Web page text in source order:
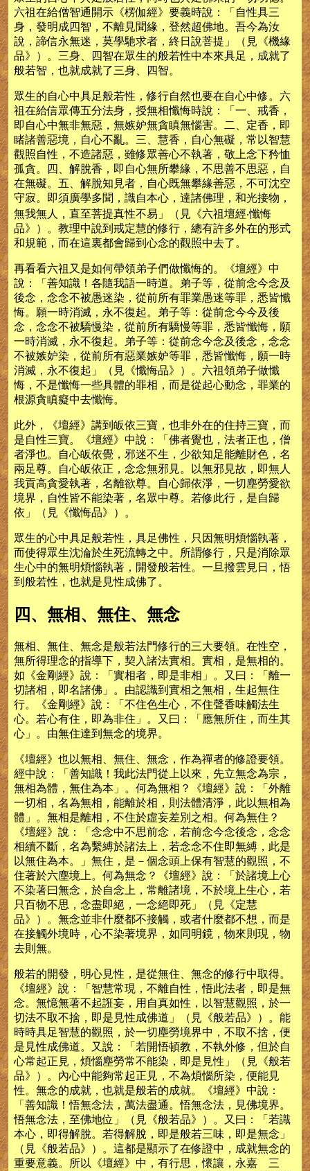
六祖在給僧智通開示《楞伽經》要義時說：「自性具三
身，發明成四智，不離見聞緣，登然超佛地。吾今為汝
說，諦信永無迷，莫學馳求者，終日說菩提」（見《機緣
品》）。三身、四智在眾生的般若性中本來具足，成就了
般若智，也就成就了三身、四智。
眾生的自心中具足般若性，修行自然也要在自心中修。六
祖在給信眾傳五分法身，授無相懺悔時說：「一、戒香，
即自心中無非無惡，無嫉妒無貪瞋無惱害。二、定香，即
睹諸善惡境，自心不亂。三、慧香，自心無礙，常以智慧
觀照自性，不造諸惡，雖修眾善心不執著，敬上念下矜恤
孤貪。四、解脫香，即自心無所攀緣，不思善不思惡，自
在無礙。五、解脫知見者，自心既無攀緣善惡，不可沈空
守寂。即須廣學多聞，識自本心，達諸佛理，和光接物，
無我無人，直至菩提真性不易」（見《六祖壇經‧懺悔
品》）。教理中說到戒定慧的修行，總有許多外在的形式
和規範，而在這裏都會歸到心念的觀照中去了。
再看看六祖又是如何帶領弟子們做懺悔的。《壇經》中
說：「善知識！各隨我語一時道。弟子等，從前念今念及
後念，念念不被愚迷染，從前所有罪業愚迷等罪，悉皆懺
悔。願一時消滅，永不復起。弟子等：從前念今今及後
念，念念不被驕慢染，從前所有驕慢等罪，悉皆懺悔，願
一時消滅，永不復起。弟子等：從前念今念及後念，念念
不被嫉妒染，從前所有惡業嫉妒等罪，悉皆懺悔，願一時
消滅，永不復起」（見《懺悔品》）。六祖領弟子做懺
悔，不是懺悔一些具體的罪相，而是從起心動念，罪業的
根源貪瞋癡中去懺悔。
此外，《壇經》講到皈依三寶，也非外在的住持三寶，而
是自性三寶。《壇經》中說：「佛者覺也，法者正也，僧
者淨也。自心皈依覺，邪迷不生，少欲知足能離財色，名
兩足尊。自心皈依正，念念無邪見。以無邪見故，即無人
我貢高貪愛執著，名離欲尊。自心歸依淨，一切塵勞愛欲
境界，自性皆不能染著，名眾中尊。若修此行，是自歸
依」（見《懺悔品》）。
眾生的心中具足般若性，具足佛性，只因無明煩惱執著，
而使得眾生沈淪於生死流轉之中。所謂修行，只是消除眾
生心中的無明煩惱執著，開發般若性。一旦撥雲見日，悟
到般若性，也就是見性成佛了。
四、無相、無住、無念
無相、無住、無念是般若法門修行的三大要領。在性空，
無所得理念的指導下，契入諸法實相。實相，是無相的。
如《金剛經》說：「實相者，即是非相」。又曰：「離一
切諸相，即名諸佛」。由認識到實相之無相，生起無住
行。《金剛經》說：「不住色生心，不住聲香味觸法生
心。若心有住，即為非住」。又曰：「應無所住，而生其
心」。由無住達到無念的境界。
《壇經》也以無相、無住、無念，作為禪者的修證要領。
經中說：「善知識！我此法門從上以來，先立無念為宗，
無相為體，無住為本」。何為無相？《壇經》說：「外離
一切相，名為無相，能離於相，則法體清淨，此以無相為
體」。無相是離相，不住於虛妄差別之相。何為無住？
《壇經》說：「念念中不思前念，若前念今念後念，念念
相續不斷，名為繫縛於諸法上，若念念不住即無縛，此是
以無住為本。」無住，是－個念頭上保有智慧的觀照，不
住著於六塵境上。何為無念？《壇經》說：「於諸境上心
不染著曰無念，於自念上，常離諸境，不於境上生心，若
只百物不思，念盡即絕，一念絕即死」（見《定慧
品》）。無念並非什麼都不接觸，或者什麼都不想，而是
在接觸外境時，心不染著境界，如同明鏡，物來則現，物
去則無。
般若的開發，明心見性，是從無住、無念的修行中取得。
《壇經》說：「智慧常現，不離自性，悟此法者，即是無
念。無憶無著不起誑妄，用自真如性，以智慧觀照，於一
切法不取不捨，即是見性成佛道」（見《般若品》）。能
時時具足智慧的觀照，於一切塵勞境界中，不取不捨，便
是見性成佛道。又說：「若開悟頓教，不執外修，但於自
心常起正見，煩惱塵勞常不能染，即是見性」（見《般若
品》）。內心中能夠常起正見，不為煩惱所染，便能見
性。無念的成就，也就是般若的成就。《壇經》中說：
「善知識！悟無念法，萬法盡通。悟無念法，見佛境界。
悟無念法，至佛地位」（見《般若品》）。又曰：「若識
本心，即得解脫。若得解脫，即是般若三味，即是無念」
（見《般若品》）。這都是顯示了在修證中，成就無念的
重要意義。所以《壇經》中，有行思，懷讓，永嘉 三